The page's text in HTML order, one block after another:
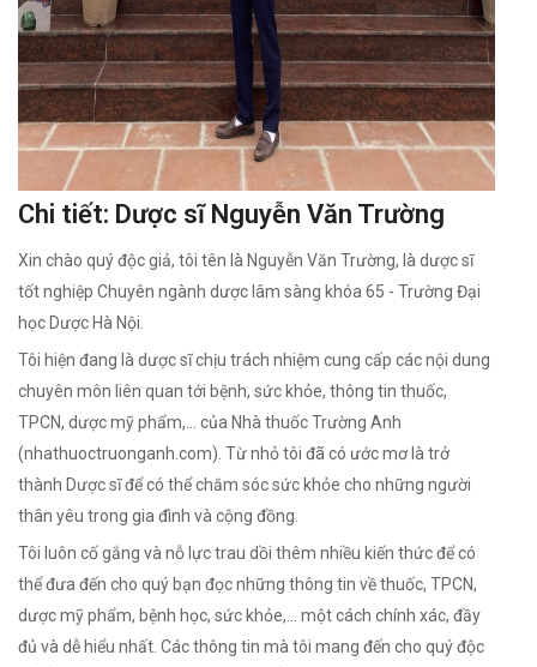
Chi tiết: Dược sĩ Nguyễn Văn Trường
Xin chào quý độc giả, tôi tên là Nguyễn Văn Trường, là dược sĩ
tốt nghiệp Chuyên ngành dược lâm sàng khóa 65 - Trường Đại
học Dược Hà Nội.
Tôi hiện đang là dược sĩ chịu trách nhiệm cung cấp các nội dung
chuyên môn liên quan tới bệnh, sức khỏe, thông tin thuốc,
TPCN, dược mỹ phẩm,... của Nhà thuốc Trường Anh
(nhathuoctruonganh.com). Từ nhỏ tôi đã có ước mơ là trở
thành Dược sĩ để có thể chăm sóc sức khỏe cho những người
thân yêu trong gia đình và cộng đồng.
Tôi luôn cố gắng và nỗ lực trau dồi thêm nhiều kiến thức để có
thể đưa đến cho quý bạn đọc những thông tin về thuốc, TPCN,
dược mỹ phẩm, bệnh học, sức khỏe,... một cách chính xác, đầy
đủ và dễ hiểu nhất. Các thông tin mà tôi mang đến cho quý độc